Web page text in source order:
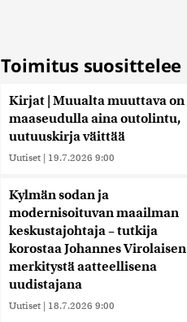
Toimitus suosittelee
Kirjat | Muualta muuttava on
maaseudulla aina outolintu,
uutuuskirja väittää
Uutiset | 19.7.2026 9:00
Kylmän sodan ja
modernisoituvan maailman
keskustajohtaja – tutkija
korostaa Johannes Virolaisen
merkitystä aatteellisena
uudistajana
Uutiset | 18.7.2026 9:00